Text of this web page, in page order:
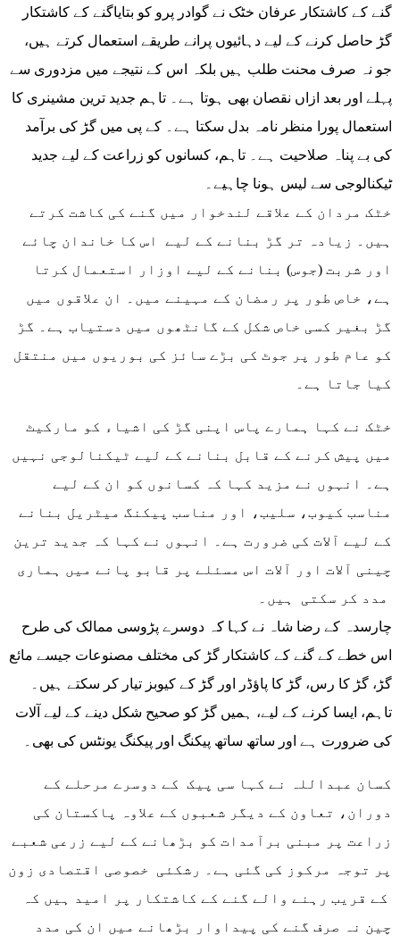
گنے کے کاشتکار عرفان خٹک نے گوادر پرو کو بتایاگنے کے کاشتکار
گڑ حاصل کرنے کے لیے دہائیوں پرانے طریقے استعمال کرتے ہیں،
جو نہ صرف محنت طلب ہیں بلکہ اس کے نتیجے میں مزدوری سے
پہلے اور بعد ازاں نقصان بھی ہوتا ہے۔ تاہم جدید ترین مشینری کا
استعمال پورا منظر نامہ بدل سکتا ہے۔ کے پی میں گڑ کی برآمد
کی بے پناہ صلاحیت ہے۔ تاہم، کسانوں کو زراعت کے لیے جدید
ٹیکنالوجی سے لیس ہونا چاہیے۔
ہیں۔ زیادہ تر گڑ بنانے کے لیے اس کا خاندان چائے
اور شربت (جوس) بنانے کے لیے اوزار استعمال کرتا
ہے، خاص طور پر رمضان کے مہینے میں۔ ان علاقوں میں
گڑ بغیر کسی خاص شکل کے گانٹھوں میں دستیاب ہے۔ گڑ
کو عام طور پر جوٹ کی بڑے سائز کی بوریوں میں منتقل
کیا جاتا ہے۔
خٹک نے کہا ہمارے پاس اپنی گڑ کی اشیاء کو مارکیٹ
میں پیش کرنے کے قابل بنانے کے لیے ٹیکنالوجی نہیں
ہے۔ انہوں نے مزید کہا کہ کسانوں کو ان کے لیے
مناسب کیوب، سلیب، اور مناسب پیکنگ میٹریل بنانے
کے لیے آلات کی ضرورت ہے۔ انہوں نے کہا کہ جدید ترین
چینی آلات اور آلات اس مسئلے پر قابو پانے میں ہماری
چارسدہ کے رضا شاہ نے کہا کہ دوسرے پڑوسی ممالک کی طرح
اس خطے کے گنے کے کاشتکار گڑ کی مختلف مصنوعات جیسے مائع
گڑ، گڑ کا رس، گڑ کا پاؤڈر اور گڑ کے کیوبز تیار کر سکتے ہیں۔
تاہم، ایسا کرنے کے لیے، ہمیں گڑ کو صحیح شکل دینے کے لیے آلات
کی ضرورت ہے اور ساتھ ساتھ پیکنگ اور پیکنگ یونٹس کی بھی۔
دوران، تعاون کے دیگر شعبوں کے علاوہ پاکستان کی
زراعت پر مبنی برآمدات کو بڑھانے کے لیے زرعی شعبے
پر توجہ مرکوز کی گئی ہے۔ رشکئی خصوصی اقتصادی زون
کے قریب رہنے والے گنے کے کاشتکار پر امید ہیں کہ
چین نہ صرف گنے کی پیداوار بڑھانے میں ان کی مدد